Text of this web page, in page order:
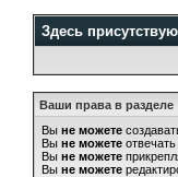
Здесь
Ваши права в разделе
Вы не можете
Вы не можете
Вы не можете
Вы не можете